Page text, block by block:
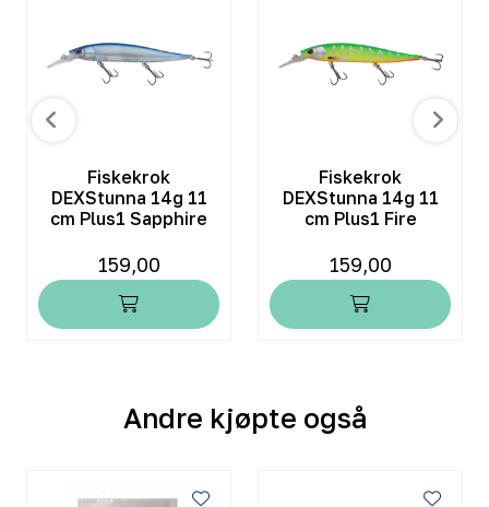
Fiskekrok
DEXStunna 14g 11
cm Plus1 Sapphire
159,00
Fiskekrok
DEXStunna 14g 11
cm Plus1 Fire
159,00
Andre kjøpte også